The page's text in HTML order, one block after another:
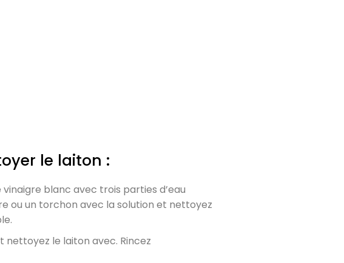
le laiton :
blanc avec trois parties d’eau
ou un torchon avec la solution et nettoyez
le laiton avec. Rincez